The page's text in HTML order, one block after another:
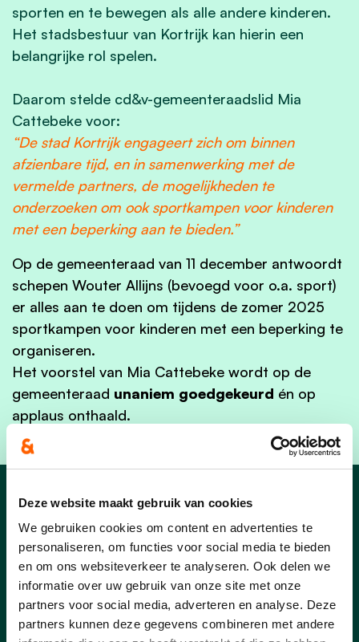
Deze website maakt gebruik van cookies
We gebruiken cookies om content en advertenties te
personaliseren, om functies voor social media te bieden
en om ons websiteverkeer te analyseren. Ook delen we
informatie over uw gebruik van onze site met onze
partners voor social media, adverteren en analyse. Deze
partners kunnen deze gegevens combineren met andere
sporten en te bewegen als alle andere kinderen.
Het stadsbestuur van Kortrijk kan hierin een
belangrijke rol spelen.
Daarom stelde cd&v-gemeenteraadslid Mia
Cattebeke voor:
“De stad Kortrijk engageert zich om binnen
afzienbare tijd, en in samenwerking met de
vermelde partners, de mogelijkheden te
onderzoeken om ook sportkampen voor kinderen
met een beperking aan te bieden.”
Op de gemeenteraad van 11 december antwoordt
schepen Wouter Allijns (bevoegd voor o.a. sport)
er alles aan te doen om tijdens de zomer 2025
sportkampen voor kinderen met een beperking te
organiseren.
Het voorstel van Mia Cattebeke wordt op de
gemeenteraad unaniem goedgekeurd én op
applaus onthaald.
Nieuws uit Kortrijk